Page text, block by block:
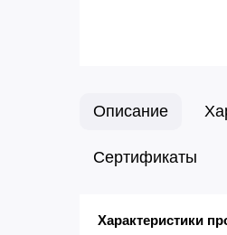
Описание
Сертификаты
Характеристики